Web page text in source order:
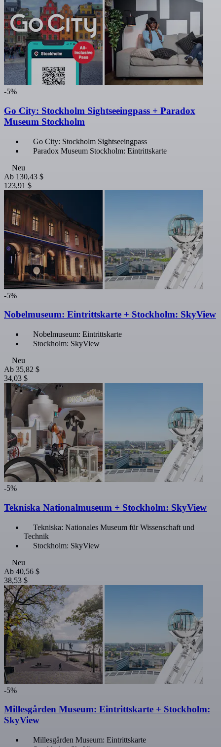
-5%
Go City: Stockholm Sightseeingpass + Paradox
Museum Stockholm
Go City: Stockholm Sightseeingpass
Paradox Museum Stockholm: Eintrittskarte
Neu
Ab 130,43 $
123,91 $
-5%
Nobelmuseum: Eintrittskarte + Stockholm: SkyView
Nobelmuseum: Eintrittskarte
Stockholm: SkyView
Neu
Ab 35,82 $
34,03 $
-5%
Tekniska Nationalmuseum + Stockholm: SkyView
Tekniska: Nationales Museum für Wissenschaft und
Technik
Stockholm: SkyView
Neu
Ab 40,56 $
38,53 $
-5%
Millesgården Museum: Eintrittskarte + Stockholm:
SkyView
Millesgården Museum: Eintrittskarte